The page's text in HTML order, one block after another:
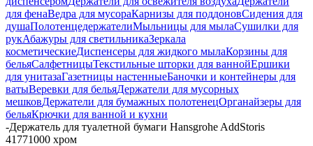
для фенаВедра для мусораКарнизы для поддоновСидения для
душаПолотенцедержателиМыльницы для мылаСушилки для
рукАбажуры для светильникаЗеркала
косметическиеДиспенсеры для жидкого мылаКорзины для
бельяСалфетницыТекстильные шторки для ваннойЕршики
для унитазаГазетницы настенныеБаночки и контейнеры для
ватыВеревки для бельяДержатели для мусорных
мешковДержатели для бумажных полотенецОрганайзеры для
бельяКрючки для ванной и кухни
-Держатель для туалетной бумаги Hansgrohe AddStoris
41771000 хром